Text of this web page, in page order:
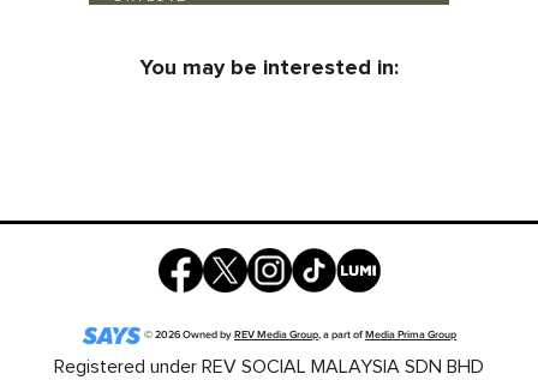
You may be interested in:
©2026Owned byREV Media Group, a part ofMedia Prima Group
Registered under REV SOCIAL MALAYSIA SDN BHD